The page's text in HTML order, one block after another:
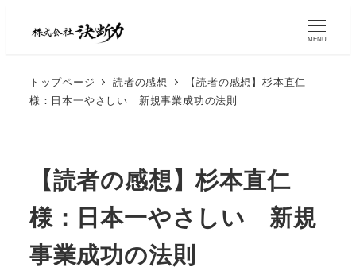
MENU
トップページ 読者の感想
【読者の感想】杉本直仁
様：日本一やさしい 新規事業成功の法則
【読者の感想】杉本直仁
様：日本一やさしい 新規
事業成功の法則